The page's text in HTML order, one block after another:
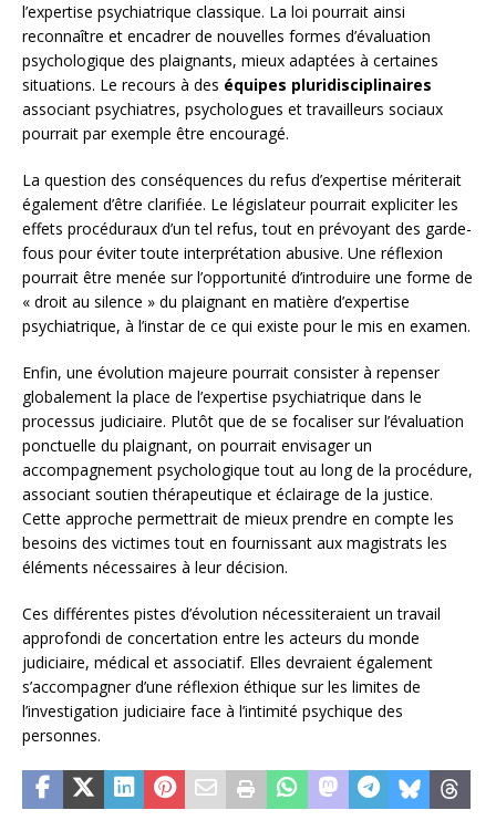
l’expertise psychiatrique classique. La loi pourrait ainsi
reconnaître et encadrer de nouvelles formes d’évaluation
psychologique des plaignants, mieux adaptées à certaines
situations. Le recours à des équipes pluridisciplinaires
associant psychiatres, psychologues et travailleurs sociaux
pourrait par exemple être encouragé.
La question des conséquences du refus d’expertise mériterait
également d’être clarifiée. Le législateur pourrait expliciter les
effets procéduraux d’un tel refus, tout en prévoyant des garde-
fous pour éviter toute interprétation abusive. Une réflexion
pourrait être menée sur l’opportunité d’introduire une forme de
« droit au silence » du plaignant en matière d’expertise
psychiatrique, à l’instar de ce qui existe pour le mis en examen.
Enfin, une évolution majeure pourrait consister à repenser
globalement la place de l’expertise psychiatrique dans le
processus judiciaire. Plutôt que de se focaliser sur l’évaluation
ponctuelle du plaignant, on pourrait envisager un
accompagnement psychologique tout au long de la procédure,
associant soutien thérapeutique et éclairage de la justice.
Cette approche permettrait de mieux prendre en compte les
besoins des victimes tout en fournissant aux magistrats les
éléments nécessaires à leur décision.
Ces différentes pistes d’évolution nécessiteraient un travail
approfondi de concertation entre les acteurs du monde
judiciaire, médical et associatif. Elles devraient également
s’accompagner d’une réflexion éthique sur les limites de
l’investigation judiciaire face à l’intimité psychique des
personnes.